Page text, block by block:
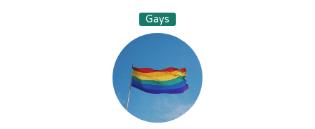
Gays